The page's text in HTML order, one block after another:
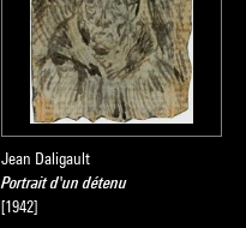
Jean Daligault
Portrait d'un détenu
[1942]